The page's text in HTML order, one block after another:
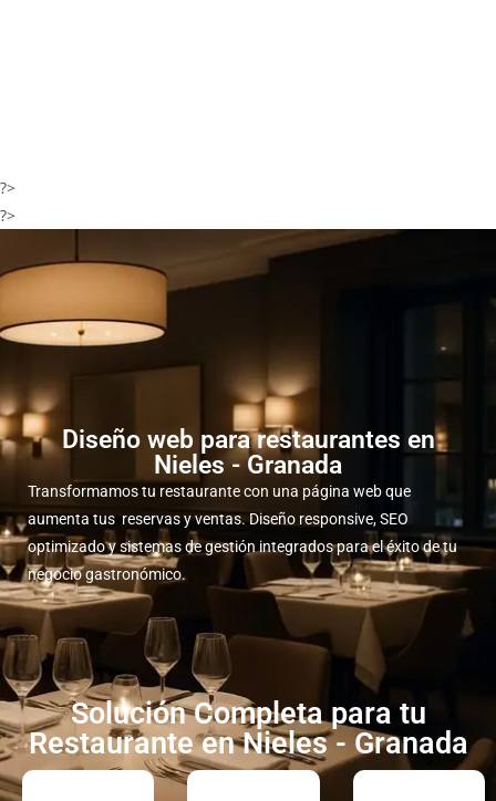
?>
?>
Diseño web para restaurantes en
Nieles - Granada
Transformamos tu restaurante con una página web que
aumenta tus reservas y ventas. Diseño responsive, SEO
optimizado y sistemas de gestión integrados para el éxito de tu
negocio gastronómico.
Solución Completa para tu
Restaurante en Nieles - Granada